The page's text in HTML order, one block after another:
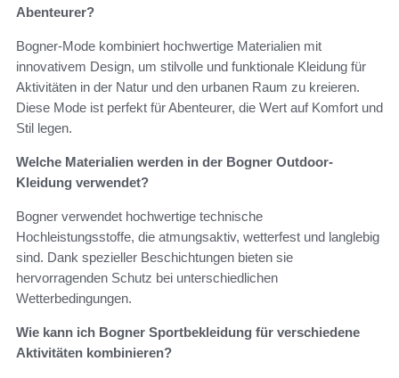
Abenteurer?
Bogner-Mode kombiniert hochwertige Materialien mit
innovativem Design, um stilvolle und funktionale Kleidung für
Aktivitäten in der Natur und den urbanen Raum zu kreieren.
Diese Mode ist perfekt für Abenteurer, die Wert auf Komfort und
Stil legen.
Welche Materialien werden in der Bogner Outdoor-
Kleidung verwendet?
Bogner verwendet hochwertige technische
Hochleistungsstoffe, die atmungsaktiv, wetterfest und langlebig
sind. Dank spezieller Beschichtungen bieten sie
hervorragenden Schutz bei unterschiedlichen
Wetterbedingungen.
Wie kann ich Bogner Sportbekleidung für verschiedene
Aktivitäten kombinieren?